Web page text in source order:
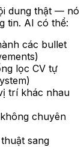
dung thật — nó
tin. AI có thể:
các bullet
lọc CV tự
trí khác nhau
chuyên
sang